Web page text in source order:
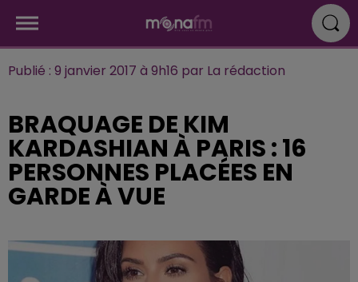
Publié : 9 janvier 2017 à 9h16 par La rédaction
BRAQUAGE DE KIM
KARDASHIAN À PARIS : 16
PERSONNES PLACÉES EN
GARDE À VUE